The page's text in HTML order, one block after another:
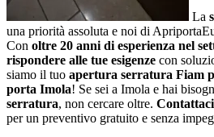
La
una priorità assoluta e noi di
Con oltre 20 anni di esperienza nel
rispondere alle tue esigenze con
siamo il tuo apertura serratura Fiam
porta Imola! Se sei a Imola e hai
serratura, non cercare oltre.
per un preventivo gratuito e senza